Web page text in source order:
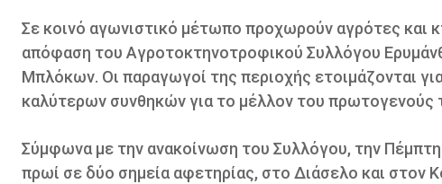
Σε κοινό αγωνιστικό μέτωπο προχωρούν αγρότες και
απόφαση του Αγροτοκτηνοτροφικού Συλλόγου
Μπλόκων. Οι παραγωγοί της περιοχής ετοιμάζονται
καλύτερων συνθηκών για το μέλλον του πρωτογενούς
Σύμφωνα με την ανακοίνωση του Συλλόγου, την
πρωί σε δύο σημεία αφετηρίας, στο Διάσελο και